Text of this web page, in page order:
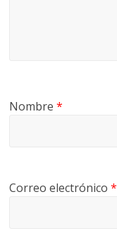
Nombre*
Correo electrónico*